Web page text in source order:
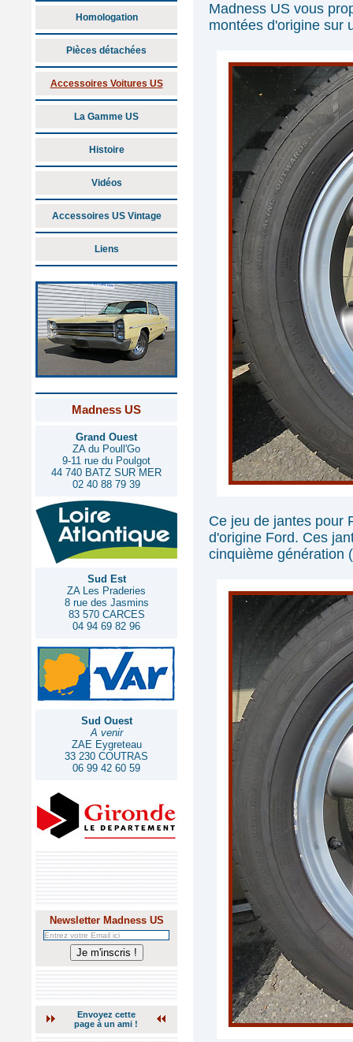
Homologation
Pièces détachées
Accessoires Voitures US
La Gamme US
Histoire
Vidéos
Accessoires US Vintage
Liens
Madness US
Grand Ouest
ZA du Poull'Go
9-11 rue du Poulgot
44 740 BATZ SUR MER
02 40 88 79 39
Sud Est
ZA Les Praderies
8 rue des Jasmins
83 570 CARCES
04 94 69 82 96
Sud Ouest
A venir
ZAE Eygreteau
33 230 COUTRAS
06 99 42 60 59
Newsletter Madness US
Envoyez cette
page à un ami !
Madness US vous
montées d'origine sur
Ce jeu de jantes pour
d'origine Ford. Ces
cinquième génération